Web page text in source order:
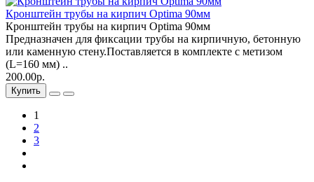
Кронштейн трубы на кирпич Optima 90мм
Кронштейн трубы на кирпич Optima 90мм
Предназначен для фиксации трубы на кирпичную, бетонную
или каменную стену.Поставляется в комплекте с метизом
(L=160 мм) ..
200.00р.
Купить
1
2
3